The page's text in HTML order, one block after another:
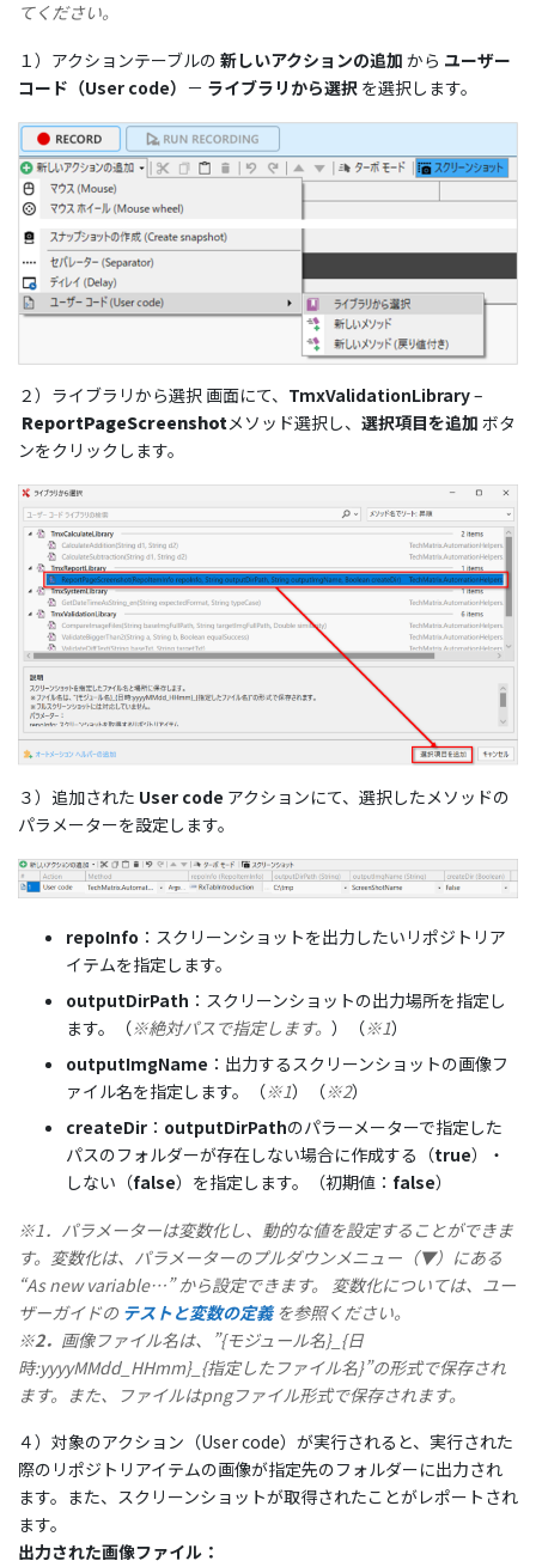
てください。
１）アクションテーブルの 新しいアクションの追加 から ユーザー
コード（User code） － ライブラリから選択 を選択します。
２）ライブラリから選択 画面にて、 TmxValidationLibrary–
ReportPageScreenshot メソッド選択し、 選択項目を追加 ボタ
ンをクリックします。
３）追加された User code アクションにて、選択したメソッドの
パラメーターを設定します。
repoInfo ：スクリーンショットを出力したいリポジトリア
イテムを指定します。
outputDirPath ：スクリーンショットの出力場所を指定し
ます。（※絶対パスで指定します。 ）（※1）
outputImgName ：出力するスクリーンショットの画像フ
ァイル名を指定します。（※1）（※2）
createDir ： outputDirPathのパラーメーターで指定した
パスのフォルダーが存在しない場合に作成する（true）・
しない（false）を指定します。（初期値： false）
※1． パラメーターは変数化し、動的な値を設定することができま
す。 変数化は、パラメーターのプルダウンメニュー（▼）にある
“As new variable…” から設定できます。 変数化については、ユー
ザーガイドの テストと変数の定義を参照ください。
※2． 画像ファイル名は、”{モジュール名}_{日
時:yyyyMMdd_HHmm}_{指定したファイル名}”の形式で保存され
ます。また、ファイルはpngファイル形式で保存されます。
４）対象のアクション（User code）が実行されると、実行された
際のリポジトリアイテムの画像が指定先のフォルダーに出力され
ます。また、スクリーンショットが取得されたことがレポートされ
ます。
出力された画像ファイル：